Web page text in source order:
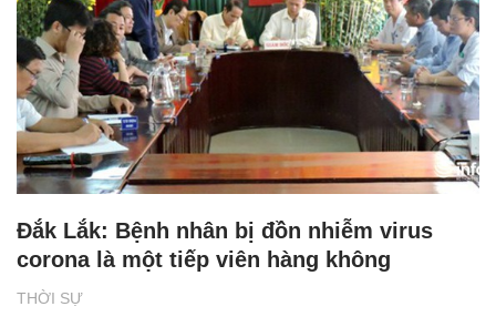
THỜI SỰ
Đắk Lắk: Bệnh nhân bị đồn nhiễm virus
corona là một tiếp viên hàng không